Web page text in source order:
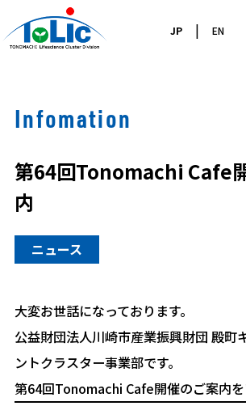
JP| EN
Infomation
第64回Tonomachi Cafe
内
ニュース
大変お世話になっております。
公益財団法人川崎市産業振興財団 殿町
ントクラスター事業部です。
第64回Tonomachi Cafe開催のご案内を